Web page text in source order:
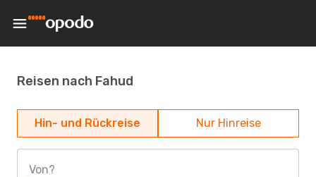
Reisen nach Fahud
Hin- und Rückreise Nur Hinreise
Von?